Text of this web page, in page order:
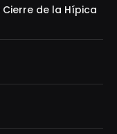
Cierre de la Hípica